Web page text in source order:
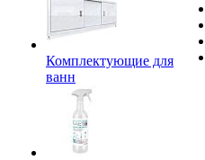
Комплектующие для
ванн